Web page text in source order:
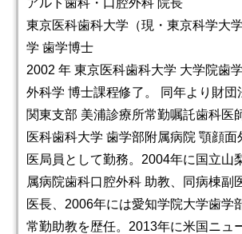
アルト歯科・口腔外科 院長
東京医科歯科大学（現・東京科学大
学 歯学博士
2002 年 東京医科歯科大学 大学院歯
外科学 博士課程修了。 同年より財団
関東支部 美浦診療所常勤嘱託歯科医
医科歯科大学 歯学部附属病院 顎顔面
医局員として勤務。2004年に国立山
属病院歯科口腔外科 助教、同病棟副
医長、2006年には愛知学院大学歯学
常勤助教を歴任。2013年に米国ニュ